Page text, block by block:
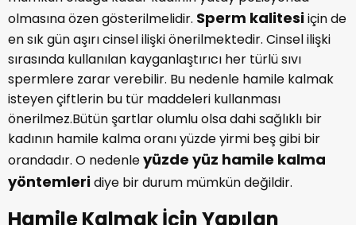
Cinsel ilişki pozisyonlarıdikkat edilmeli ve
mümkün olduğu kadar kadının yatay pozisyonda
olmasına özen gösterilmelidir.Sperm kalitesi
için de
en sık gün aşırı cinsel ilişki önerilmektedir. Cinsel ilişki
sırasında kullanılan kayganlaştırıcı her türlü sıvı
spermlere zarar verebilir. Bu nedenle hamile kalmak
isteyen çiftlerin bu tür maddeleri kullanması
önerilmez.Bütün şartlar olumlu olsa dahi sağlıklı bir
kadının hamile kalma oranı yüzde yirmi beş gibi bir
orandadır. O nedenle
yüzde yüz hamile kalma
yöntemleridiye bir durum mümkün değildir.